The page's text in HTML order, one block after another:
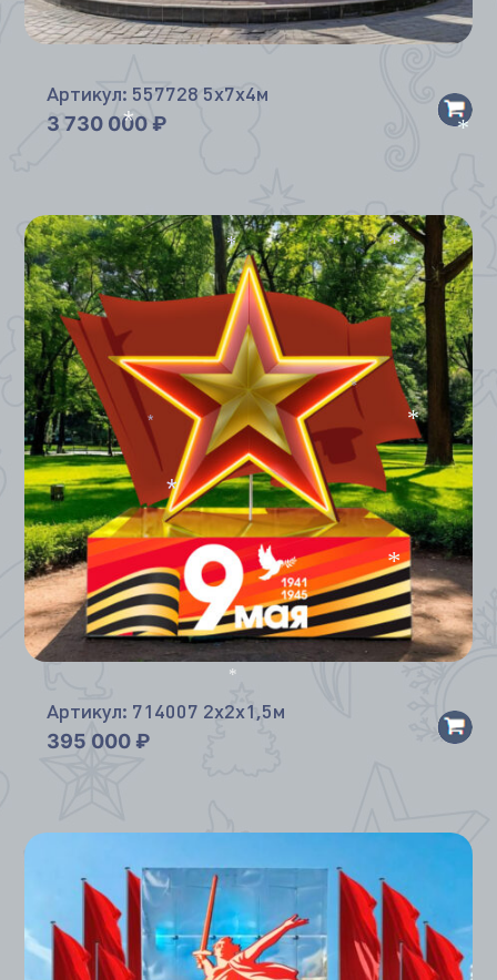
Артикул: 557728 5х7х4м
3 730 000₽
Артикул: 714007 2х2х1,5м
395 000 ₽
*
*
*
*
*
*
*